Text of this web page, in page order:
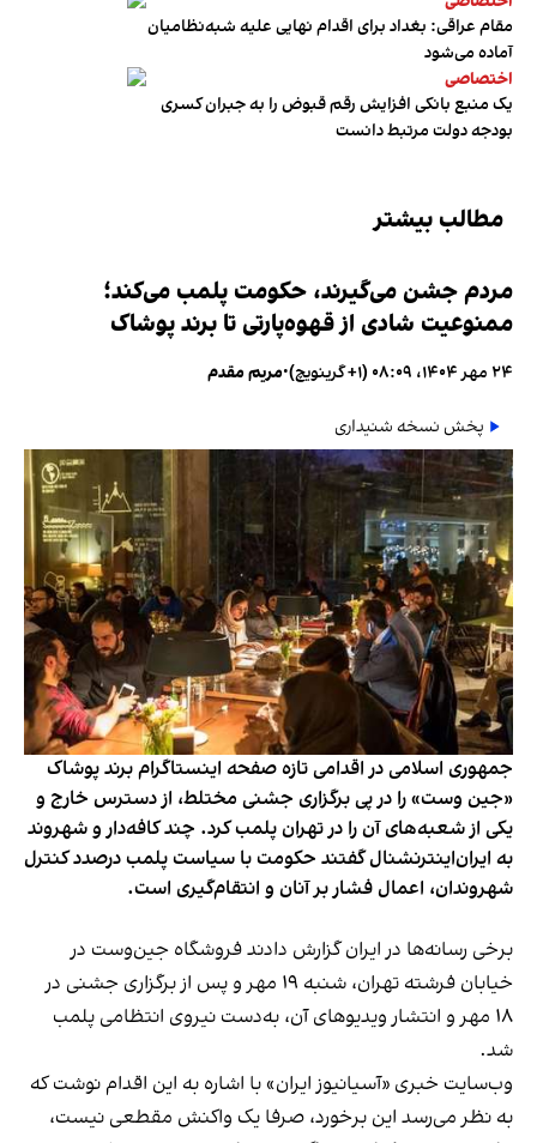
مقام عراقی: بغداد برای اقدام نهایی علیه شبه‌نظامیان
آماده می‌شود
اختصاصی
یک منبع بانکی افزایش رقم قبوض را به جبران کسری
بودجه دولت مرتبط دانست
مطالب بیشتر
مردم جشن می‌گیرند، حکومت پلمب می‌کند؛
ممنوعیت شادی از قهوه‌پارتی تا برند پوشاک
۲۴ مهر ۱۴۰۴، ۰۸:۰۹ (‎+۱ گرینویچ) •مریم مقدم
پخش نسخه شنیداری
جمهوری اسلامی در اقدامی تازه صفحه اینستاگرام برند پوشاک
«جین وست» را در پی برگزاری جشنی مختلط، از دسترس خارج و
یکی از شعبه‌های آن را در تهران پلمب کرد. چند کافه‌‌دار و شهروند
به ایران‌اینترنشنال گفتند حکومت با سیاست پلمب درصدد کنترل
شهروندان، اعمال فشار بر آنان و انتقام‌گیری است.
برخی رسانه‌ها در ایران گزارش دادند فروشگاه جین‌وست در
خیابان فرشته تهران، شنبه ۱۹ مهر و پس از برگزاری جشنی در
۱۸ مهر و انتشار ویدیوهای آن، به‌دست نیروی انتظامی پلمب
شد.
وب‌سایت خبری «آسیانیوز ایران» با اشاره به این اقدام نوشت که
به نظر می‌رسد این برخورد، صرفا یک واکنش مقطعی نیست،